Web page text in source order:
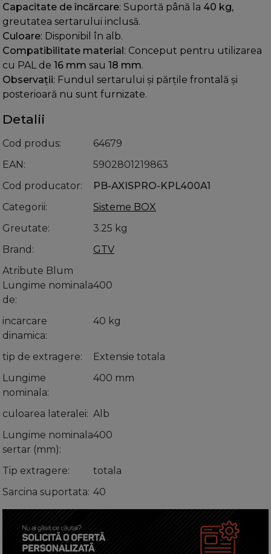
Capacitate de încărcare: Suportă până la 40 kg,
greutatea sertarului inclusă.
Culoare: Disponibil în alb.
Compatibilitate material: Conceput pentru utilizarea
cu PAL de 16 mm sau 18 mm.
Observații: Fundul sertarului și părțile frontală și
posterioară nu sunt furnizate.
Detalii
Cod produs
64679
EAN
5902801219863
Cod producator
PB-AXISPRO-KPL400A1
Categorii
Sisteme BOX
Greutate
3.25 kg
Brand
GTV
Atribute Blum
Lungime nominala
de
400
incarcare
dinamica
40 kg
tip de extragere
Extensie totala
Lungime
nominala
400 mm
culoarea lateralei
Alb
Lungime nominala
sertar (mm)
400
Tip extragere
totala
Sarcina suportata 40